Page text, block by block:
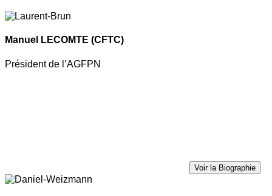
Manuel LECOMTE (CFTC)
Président de l’AGFPN
Voir la Biographie